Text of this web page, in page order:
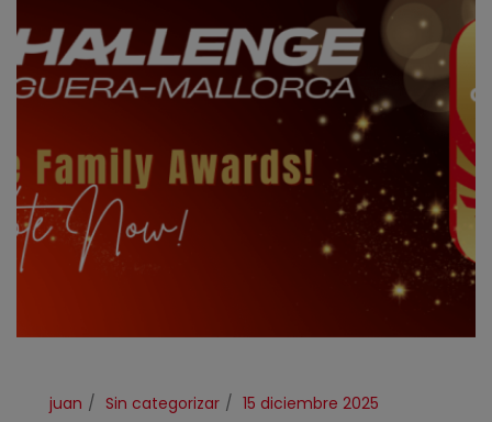
juan Sin categorizar 15 diciembre 2025